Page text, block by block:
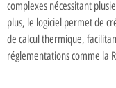
complexes nécessitant
plus, le logiciel permet de
de calcul thermique,
réglementations comme la